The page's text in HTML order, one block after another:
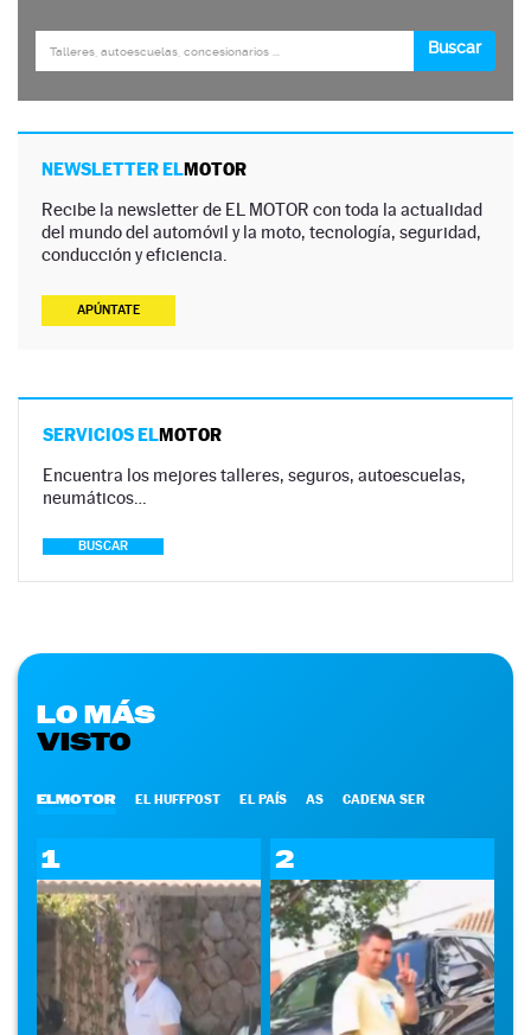
NEWSLETTER ELMOTOR
Recibe la newsletter de EL MOTOR con toda la actualidad
del mundo del automóvil y la moto, tecnología, seguridad,
conducción y eficiencia.
APÚNTATE
SERVICIOS ELMOTOR
Encuentra los mejores talleres, seguros, autoescuelas,
neumáticos…
BUSCAR
LO MÁS
VISTO
ELMOTOR EL HUFFPOST EL PAÍS AS CADENA SER
1 2